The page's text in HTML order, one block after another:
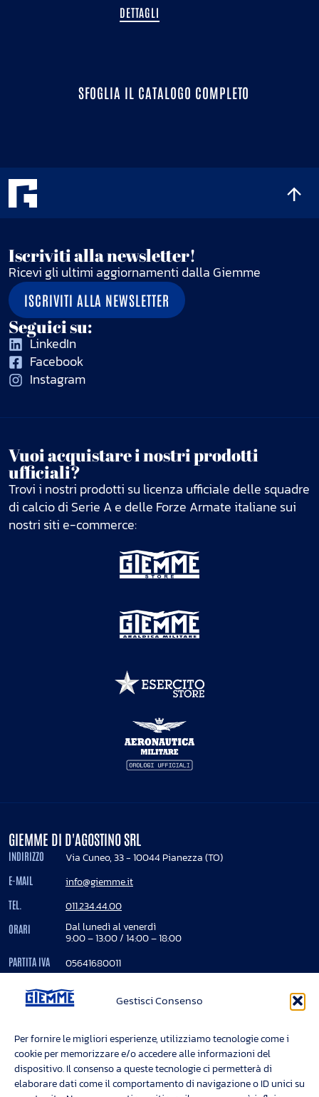
Gestisci Consenso
Per fornire le migliori esperienze, utilizziamo tecnologie come i
cookie per memorizzare e/o accedere alle informazioni del
dispositivo. Il consenso a queste tecnologie ci permetterà di
elaborare dati come il comportamento di navigazione o ID unici su
DETTAGLI
SFOGLIA IL CATALOGO COMPLETO
Iscriviti alla newsletter!
Ricevi gli ultimi aggiornamenti dalla Giemme
ISCRIVITI ALLA NEWSLETTER
Seguici su:
LinkedIn
Facebook
Instagram
Vuoi acquistare i nostri prodotti
ufficiali?
Trovi i nostri prodotti su licenza ufficiale delle squadre
di calcio di Serie A e delle Forze Armate italiane sui
nostri siti e-commerce:
GIEMME DI D'AGOSTINO SRL
INDIRIZZO Via Cuneo, 33 - 10044 Pianezza (TO)
E-MAIL info@giemme.it
TEL. 011.234.44.00
ORARI Dal lunedì al venerdì
9:00 – 13:00 / 14:00 – 18:00
PARTITA IVA 05641680011
724850
Registro imprese Torino - 05641680011
Cap. Soc. Euro 200.000 interamente versato
INFORMAZIONI